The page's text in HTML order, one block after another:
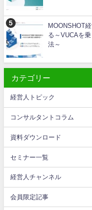
MOONSHOT
る～VUCAを
法～
カテゴリー
経営人トピック
コンサルタントコラム
資料ダウンロード
セミナー一覧
経営人チャンネル
会員限定記事